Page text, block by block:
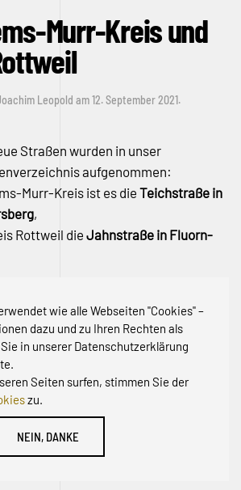
wie alle Webseiten "Cookies" –
dazu und zu Ihren Rechten als
in unserer Datenschutzerklärung
Seiten surfen, stimmen Sie der
zu.
NEIN, DANKE
Murr-Kreis und
Leopold am12. September 2021.
Straßen wurden in unser
aufgenommen:
Murr-Kreis ist es dieTeichstraße in
,
Rottweil dieJahnstraße in Fluorn-
Nächste
von Erschließungsbeiträgen für